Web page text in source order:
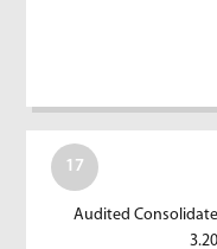
17
Audited